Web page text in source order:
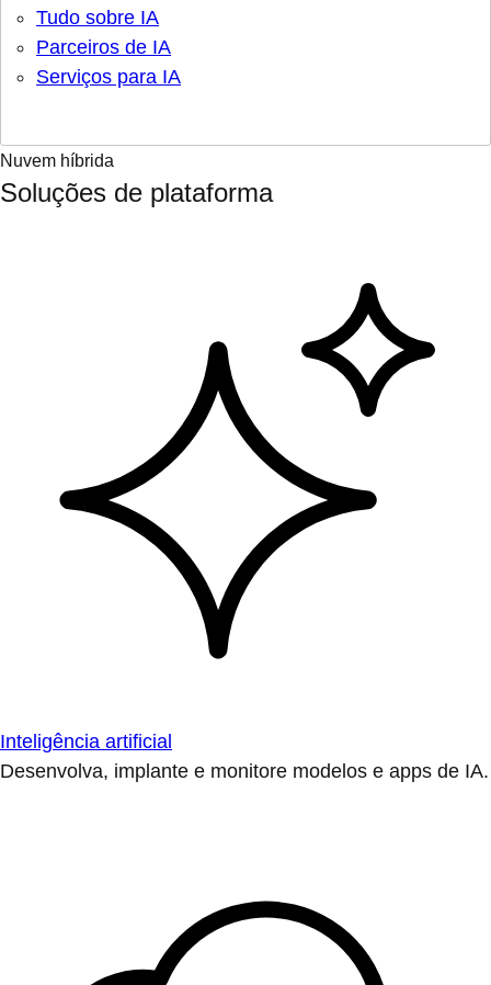
Tudo sobre IA
Parceiros de IA
Serviços para IA
Nuvem híbrida
Soluções de plataforma
Inteligência artificial
Desenvolva, implante e monitore modelos e apps de IA.